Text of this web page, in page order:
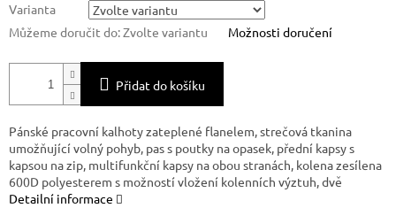
Varianta
Můžeme doručit do:Zvolte variantu Možnosti doručení
Přidat do košíku
Pánské pracovní kalhoty zateplené flanelem, strečová tkanina
umožňující volný pohyb, pas s poutky na opasek, přední kapsy s
kapsou na zip, multifunkční kapsy na obou stranách, kolena zesílena
600D polyesterem s možností vložení kolenních výztuh, dvě
Detailní informace